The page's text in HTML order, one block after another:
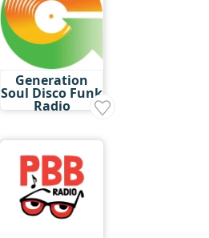
Generation
Soul Disco Funk
Radio